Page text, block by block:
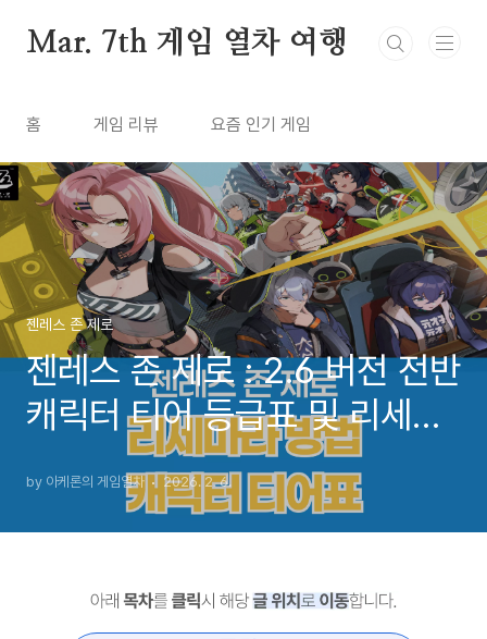
Mar. 7th 게임 열차 여행
홈 게임 리뷰 요즘 인기 게임
젠레스 존 제로
젠레스 존 제로 : 2.6 버전 전반
캐릭터 티어 등급표 및 리세마
라 공략 (2026년 2월)
by 아케론의 게임열차 2026. 2. 6.